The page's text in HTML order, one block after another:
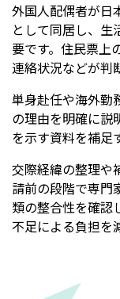
外国人配偶者が日
として同居し、
要です。住民票上
連絡状況などが判
単身赴任や海外勤
の理由を明確に説
を示す資料を補足
交際経緯の整理や
請前の段階で専門
類の整合性を確認
不足による負担を